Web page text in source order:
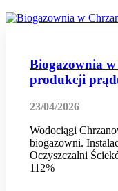
Biogazownia
produkcji
23/04/2026
Wodociągi
biogazowni.
Oczyszczalni
112%